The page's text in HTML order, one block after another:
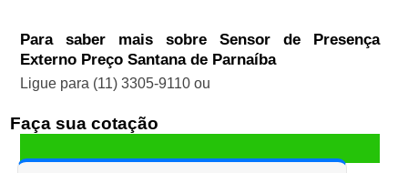
Para saber mais sobre Sensor de Presença
Externo Preço Santana de Parnaíba
Ligue para (11) 3305-9110ou
Faça sua cotação